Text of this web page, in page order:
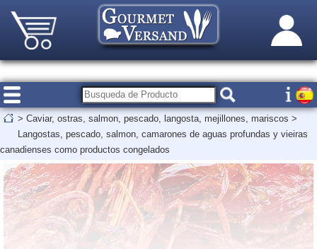
> Caviar, ostras, salmon, pescado, langosta, mejillones, mariscos >
Langostas, pescado, salmon, camarones de aguas profundas y vieiras
canadienses como productos congelados